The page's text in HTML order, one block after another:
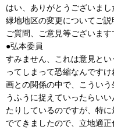
はい、ありがとうございま
緑地地区の変更についてご説
ご質問、ご意見等ございま
●弘本委員
すみません、これは意見と
ってしまって恐縮なんです
画との関係の中で、こうい
うふうに捉えていったらい
たりしているのですが、特
でてきましたので、立地適